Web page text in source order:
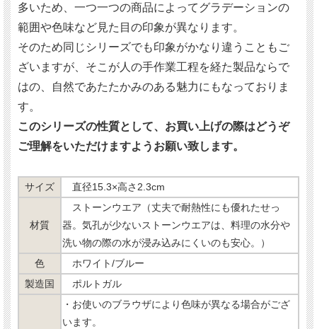
多いため、一つ一つの商品によってグラデーションの
範囲や色味など見た目の印象が異なります。
そのため同じシリーズでも印象がかなり違うこともご
ざいますが、そこが人の手作業工程を経た製品ならで
はの、自然であたたかみのある魅力にもなっておりま
す。
このシリーズの性質として、お買い上げの際はどうぞ
ご理解をいただけますようお願い致します。
サイズ 直径15.3×高さ2.3cm
材質
ストーンウエア（丈夫で耐熱性にも優れたせっ
器。気孔が少ないストーンウエアは、料理の水分や
洗い物の際の水が浸み込みにくいのも安心。）
色
ホワイト/ブルー
製造国
ポルトガル
・お使いのブラウザにより色味が異なる場合がござ
います。